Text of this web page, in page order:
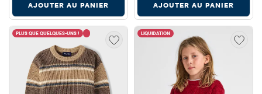
AJOUTER AU PANIER AJOUTER AU PANIER
PLUS QUE QUELQUES-UNS ! LIQUIDATION